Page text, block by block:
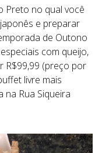
Preto no qual você
e preparar
de Outono
com queijo,
R$99,99 (preço por
livre mais
na Rua Siqueira